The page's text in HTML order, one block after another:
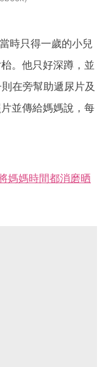
時只得一歲的小兒
。他只好深蹲，並
在旁幫助遞尿片及
並傳給媽媽說，每
媽媽時間都消磨晒